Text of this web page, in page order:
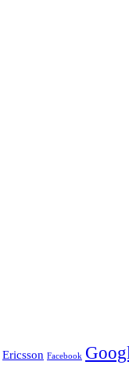
Ericsson Facebook